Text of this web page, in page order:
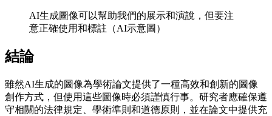
AI生成圖像可以幫助我們的展示和演說，但要注
意正確使用和標註（AI示意圖）
結論
雖然AI生成的圖像為學術論文提供了一種高效和創新的圖像
創作方式，但使用這些圖像時必須謹慎行事。研究者應確保遵
守相關的法律規定、學術準則和道德原則，並在論文中提供充